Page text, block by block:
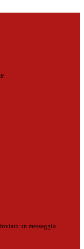
un messaggio